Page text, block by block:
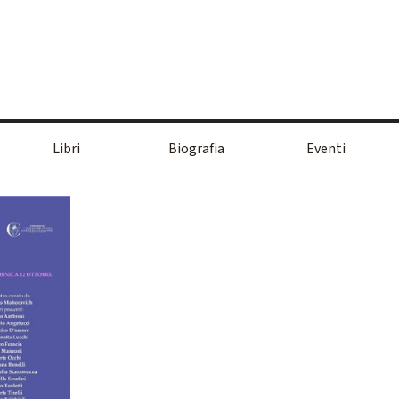
Salta menù
▼
Libri ▼
Biografia Eventi